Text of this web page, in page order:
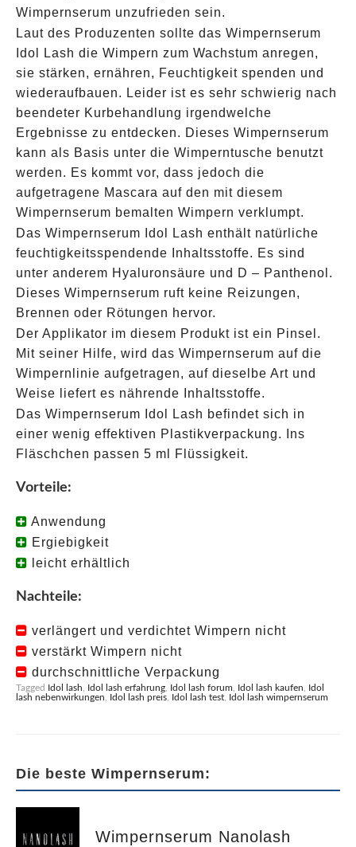
Wimpernserum unzufrieden sein.
Laut des Produzenten sollte das Wimpernserum
Idol Lash die Wimpern zum Wachstum anregen,
sie stärken, ernähren, Feuchtigkeit spenden und
wiederaufbauen. Leider ist es sehr schwierig nach
beendeter Kurbehandlung irgendwelche
Ergebnisse zu entdecken. Dieses Wimpernserum
kann als Basis unter die Wimperntusche benutzt
werden. Es kommt vor, dass jedoch die
aufgetragene Mascara auf den mit diesem
Wimpernserum bemalten Wimpern verklumpt.
Das Wimpernserum Idol Lash enthält natürliche
feuchtigkeitsspendende Inhaltsstoffe. Es sind
unter anderem Hyaluronsäure und D – Panthenol.
Dieses Wimpernserum ruft keine Reizungen,
Brennen oder Rötungen hervor.
Der Applikator im diesem Produkt ist ein Pinsel.
Mit seiner Hilfe, wird das Wimpernserum auf die
Wimpernlinie aufgetragen, auf dieselbe Art und
Weise liefert es nährende Inhaltsstoffe.
Das Wimpernserum Idol Lash befindet sich in
einer wenig effektiven Plastikverpackung. Ins
Fläschchen passen 5 ml Flüssigkeit.
Vorteile:
Anwendung
Ergiebigkeit
leicht erhältlich
Nachteile:
verlängert und verdichtet Wimpern nicht
verstärkt Wimpern nicht
durchschnittliche Verpackung
Tagged Idol lash Idol lash erfahrung Idol lash forum Idol lash kaufen
Idol
lash nebenwirkungen
Idol lash preis Idol lash test Idol lash wimpernserum
Die beste Wimpernserum:
Wimpernserum Nanolash